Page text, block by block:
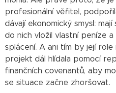
profesionální věřitel,
dávají ekonomický smysl:
do nich vložil vlastní peníze
splácení. A ani tím by její role
projekt dál hlídala pomocí
finančních covenantů, aby
se situace začne zhoršovat.